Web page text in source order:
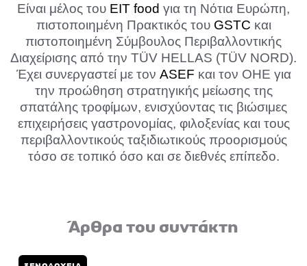
Είναι μέλος του EIT food για τη Νότια Ευρώπη,
πιστοποιημένη Πρακτικός του GSTC και
πιστοποιημένη Σύμβουλος Περιβαλλοντικής
Διαχείρισης από την TÜV HELLAS (TÜV NORD).
Έχει συνεργαστεί με τον ASEF και τον ΟΗΕ για
την προώθηση στρατηγικής μείωσης της
σπατάλης τροφίμων, ενισχύοντας τις βιώσιμες
επιχειρήσεις γαστρονομίας, φιλοξενίας και τους
περιβαλλοντικούς ταξιδιωτικούς προορισμούς
τόσο σε τοπικό όσο και σε διεθνές επίπεδο.
Άρθρα του συντάκτη